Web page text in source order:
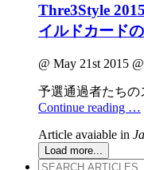
Thre3Style
イルドカード
@ May 21st 2015
予選通過者たちの
Continue reading …
Article avaiable in
Load more...